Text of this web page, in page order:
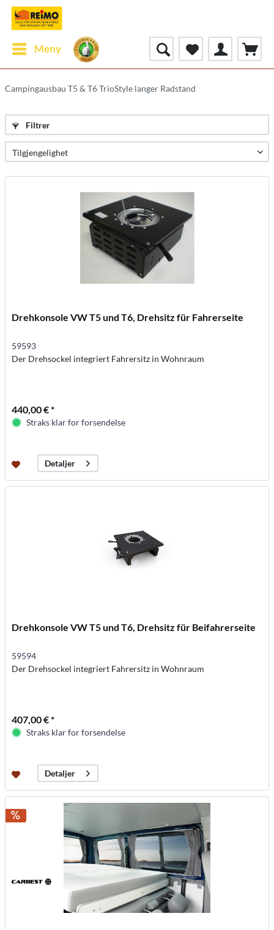
Meny
Campingausbau T5 & T6 TrioStyle langer Radstand
Filtrer
Drehkonsole VW T5 und T6, Drehsitz für Fahrerseite
59593
Der Drehsockel integriert Fahrersitz in Wohnraum
440,00 € *
Straks klar for forsendelse
Detaljer
Drehkonsole VW T5 und T6, Drehsitz für Beifahrerseite
59594
Der Drehsockel integriert Fahrersitz in Wohnraum
407,00 € *
Straks klar for forsendelse
Detaljer